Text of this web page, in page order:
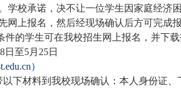
学校承诺，决不让一位学生因家庭经济困
网上报名，然后经现场确认后方可完成报
件的学生可在我校招生网上报名，并下载
日至5月25日
）
下材料到我校现场确认：本人身份证